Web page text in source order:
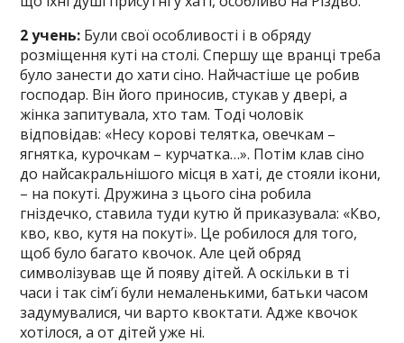
2 учень: Були свої особливості і в обряду
розміщення куті на столі. Спершу ще вранці треба
було занести до хати сіно. Найчастіше це робив
господар. Він його приносив, стукав у двері, а
жінка запитувала, хто там. Тоді чоловік
відповідав: «Несу корові телятка, овечкам –
ягнятка, курочкам – курчатка…». Потім клав сіно
до найсакральнішого місця в хаті, де стояли ікони,
– на покуті. Дружина з цього сіна робила
гніздечко, ставила туди кутю й приказувала: «Кво,
кво, кво, кутя на покуті». Це робилося для того,
щоб було багато квочок. Але цей обряд
символізував ще й появу дітей. А оскільки в ті
часи і так сім’ї були немаленькими, батьки часом
задумувалися, чи варто квоктати. Адже квочок
хотілося, а от дітей уже ні.